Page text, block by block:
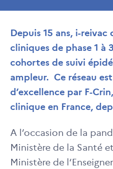
Depuis 15 ans, i-reivac
cliniques de phase 1 à
cohortes de suivi
ampleur. Ce réseau
d’excellence par F-
clinique en France,
A l’occasion de la
Ministère de la Santé
Ministère de